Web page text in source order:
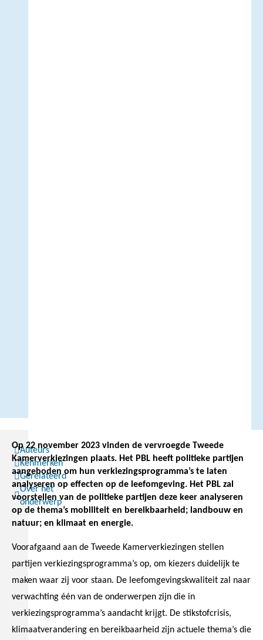
Auteurs
Kenmerken
Gerelateerd
Over het
onderwerp
Op 22 november 2023 vinden de vervroegde Tweede
Kamerverkiezingen plaats. Het PBL heeft politieke partijen
aangeboden om hun verkiezingsprogramma’s te laten
analyseren op effecten op de leefomgeving. Het PBL zal
voorstellen van de politieke partijen deze keer analyseren
op de thema’s mobiliteit en bereikbaarheid; landbouw en
natuur; en klimaat en energie.
Voorafgaand aan de Tweede Kamerverkiezingen stellen
partijen verkiezingsprogramma’s op, om kiezers duidelijk te
maken waar zij voor staan. De leefomgevingskwaliteit zal naar
verwachting één van de onderwerpen zijn die in
verkiezingsprogramma’s aandacht krijgt. De stikstofcrisis,
klimaatverandering en bereikbaarheid zijn actuele thema’s die